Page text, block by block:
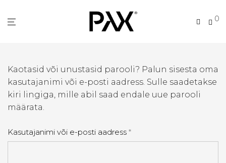
0
Kaotasid või unustasid parooli? Palun sisesta oma
kasutajanimi või e-posti aadress. Sulle saadetakse
kiri lingiga, mille abil saad endale uue parooli
määrata.
Kasutajanimi või e-posti aadress *Nõutud